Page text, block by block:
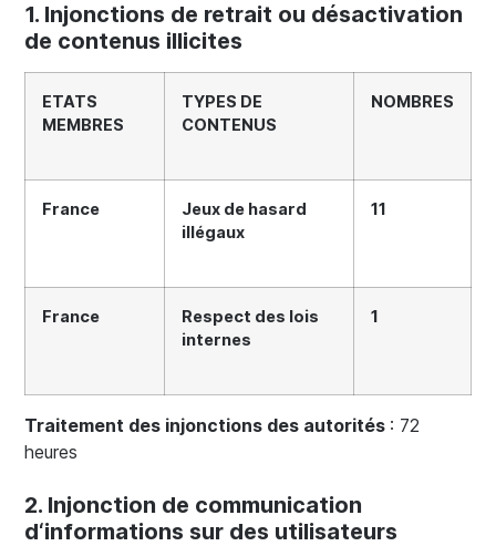
1. Injonctions de retrait ou désactivation
de contenus illicites
ETATS
MEMBRES
TYPES DE
CONTENUS
NOMBRES
France
Jeux de hasard
illégaux
11
France
Respect des lois
internes
1
Traitement des injonctions des autorités : 72
heures
2. Injonction de communication
d‘informations sur des utilisateurs